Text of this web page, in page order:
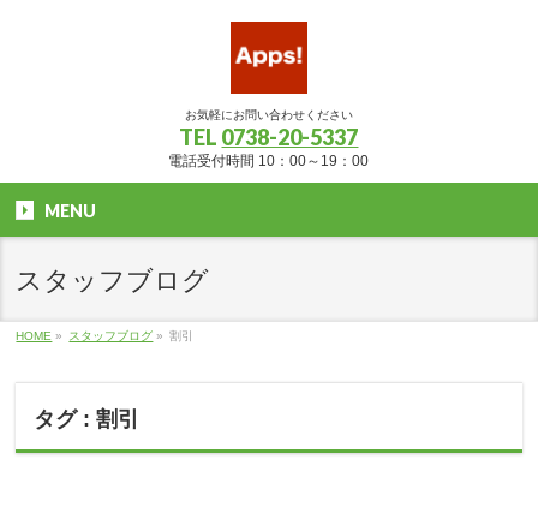
お気軽にお問い合わせください
TEL 0738-20-5337
電話受付時間 10：00～19：00
MENU
スタッフブログ
HOME » スタッフブログ » 割引
タグ : 割引